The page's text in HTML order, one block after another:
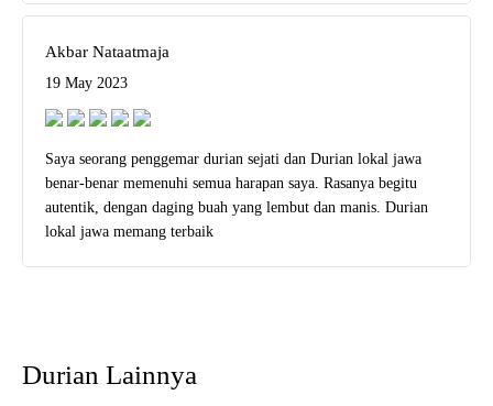
Akbar Nataatmaja
19 May 2023
Saya seorang penggemar durian sejati dan Durian lokal jawa
benar-benar memenuhi semua harapan saya. Rasanya begitu
autentik, dengan daging buah yang lembut dan manis. Durian
lokal jawa memang terbaik
Durian Lainnya